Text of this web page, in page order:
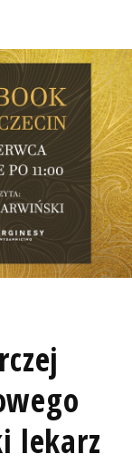
lekarz